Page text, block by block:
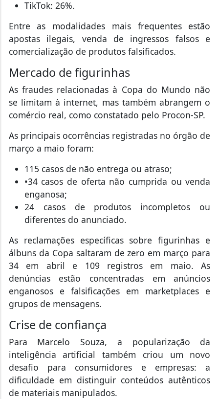
TikTok: 26%.
Entre as modalidades mais frequentes estão
apostas ilegais, venda de ingressos falsos e
comercialização de produtos falsificados.
Mercado de figurinhas
As fraudes relacionadas à Copa do Mundo não
se limitam à internet, mas também abrangem o
comércio real, como constatado pelo Procon-SP.
As principais ocorrências registradas no órgão de
março a maio foram:
115 casos de não entrega ou atraso;
•34 casos de oferta não cumprida ou venda
enganosa;
24 casos de produtos incompletos ou
diferentes do anunciado.
As reclamações específicas sobre figurinhas e
álbuns da Copa saltaram de zero em março para
34 em abril e 109 registros em maio. As
denúncias estão concentradas em anúncios
enganosos e falsificações em marketplaces e
grupos de mensagens.
Crise de confiança
Para Marcelo Souza, a popularização da
inteligência artificial também criou um novo
desafio para consumidores e empresas: a
dificuldade em distinguir conteúdos autênticos
de materiais manipulados.